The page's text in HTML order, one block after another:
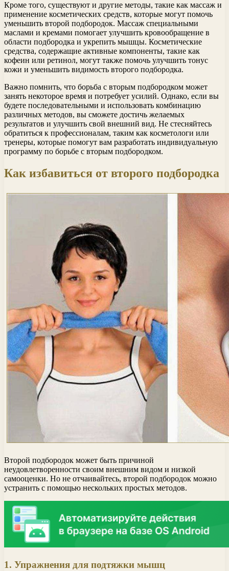
Кроме того, существуют и другие методы, такие как массаж и
применение косметических средств, которые могут помочь
уменьшить второй подбородок. Массаж специальными
маслами и кремами помогает улучшить кровообращение в
области подбородка и укрепить мышцы. Косметические
средства, содержащие активные компоненты, такие как
кофеин или ретинол, могут также помочь улучшить тонус
кожи и уменьшить видимость второго подбородка.
Важно помнить, что борьба с вторым подбородком может
занять некоторое время и потребует усилий. Однако, если вы
будете последовательными и использовать комбинацию
различных методов, вы сможете достичь желаемых
результатов и улучшить свой внешний вид. Не стесняйтесь
обратиться к профессионалам, таким как косметологи или
тренеры, которые помогут вам разработать индивидуальную
программу по борьбе с вторым подбородком.
Как избавиться от второго подбородка
Второй подбородок может быть причиной
неудовлетворенности своим внешним видом и низкой
самооценки. Но не отчаивайтесь, второй подбородок можно
устранить с помощью нескольких простых методов.
1. Упражнения для подтяжки мышц